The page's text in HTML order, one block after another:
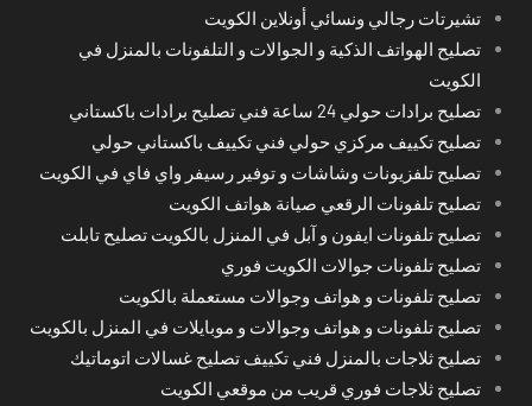
تشيرتات رجالي ونسائي أونلاين الكويت
تصليح الهواتف الذكية و الجوالات و التلفونات بالمنزل في
الكويت
تصليح برادات حولي 24 ساعة فني تصليح برادات باكستاني
تصليح تكييف مركزي حولي فني تكييف باكستاني حولي
تصليح تلفزيونات وشاشات و توفير رسيفر واي فاي في الكويت
تصليح تلفونات الرقعي صيانة هواتف الكويت
تصليح تلفونات ايفون و آبل في المنزل بالكويت تصليح تابلت
تصليح تلفونات جوالات الكويت فوري
تصليح تلفونات و هواتف وجوالات مستعملة بالكويت
تصليح تلفونات و هواتف وجوالات و موبايلات في المنزل بالكويت
تصليح ثلاجات بالمنزل فني تكييف تصليح غسالات اتوماتيك
تصليح ثلاجات فوري قريب من موقعي الكويت